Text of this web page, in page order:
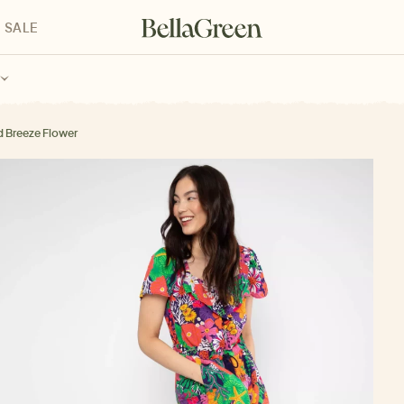
für Kinder
SALE
Breeze Flower